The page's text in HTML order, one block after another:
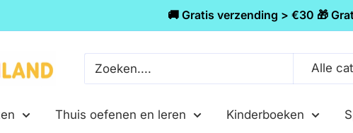
🚚 Gratis verzending > €30 🎁
Alle
Thuis oefenen en leren Kinderboeken